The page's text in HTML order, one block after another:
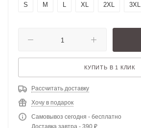
S
M L XL 2XL 3XL
КУПИТЬ В 1 КЛИК
Рассчитать доставку
Хочу в подарок
Самовывоз сегодня - бесплатно
Доставка завтра - 390 ₽